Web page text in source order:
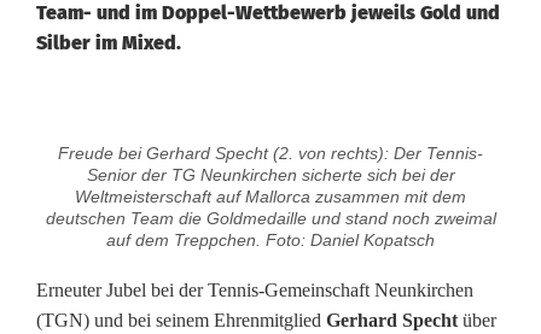
Team- und im Doppel-Wettbewerb jeweils Gold und
Silber im Mixed.
a
Freude bei Gerhard Specht (2. von rechts): Der Tennis-
Senior der TG Neunkirchen sicherte sich bei der
Weltmeisterschaft auf Mallorca zusammen mit dem
deutschen Team die Goldmedaille und stand noch zweimal
auf dem Treppchen. Foto: Daniel Kopatsch
Erneuter Jubel bei der Tennis-Gemeinschaft Neunkirchen
(TGN) und bei seinem Ehrenmitglied Gerhard Specht über